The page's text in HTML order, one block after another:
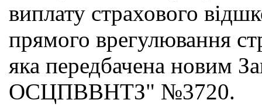
виплату страхового
прямого врегулювання
яка передбачена новим
ОСЦПВВНТЗ" №3720.